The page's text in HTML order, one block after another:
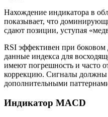
Нахождение индикатора в
показывает, что
сдают позиции, уступая
RSI эффективен при
данные индекса для
имеют погрешность и часто
коррекцию. Сигналы должны
дополнительными
Индикатор MACD